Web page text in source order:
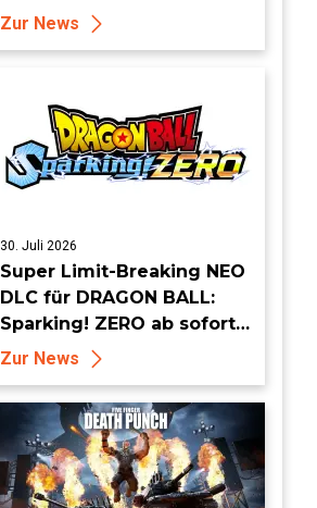
Zur News
30. Juli 2026
Super Limit-Breaking NEO
DLC für DRAGON BALL:
Sparking! ZERO ab sofort
erhältlich
Zur News